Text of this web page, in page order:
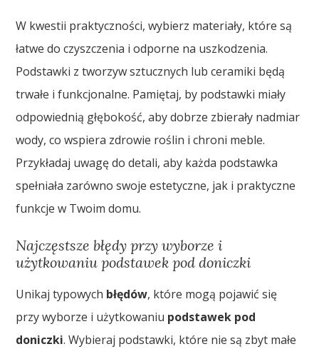
W kwestii praktyczności, wybierz materiały, które są
łatwe do czyszczenia i odporne na uszkodzenia.
Podstawki z tworzyw sztucznych lub ceramiki będą
trwałe i funkcjonalne. Pamiętaj, by podstawki miały
odpowiednią głębokość, aby dobrze zbierały nadmiar
wody, co wspiera zdrowie roślin i chroni meble.
Przykładaj uwagę do detali, aby każda podstawka
spełniała zarówno swoje estetyczne, jak i praktyczne
funkcje w Twoim domu.
Najczęstsze błędy przy wyborze i
użytkowaniu podstawek pod doniczki
Unikaj typowych błędów, które mogą pojawić się
przy wyborze i użytkowaniu podstawek pod
doniczki. Wybieraj podstawki, które nie są zbyt małe